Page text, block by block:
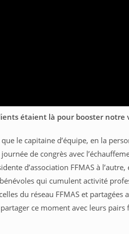
étaient là pour booster notre
le capitaine d’équipe, en la
journée de congrès avec
d’association FFMAS à
qui cumulent activité
du réseau FFMAS et
ce moment avec leurs